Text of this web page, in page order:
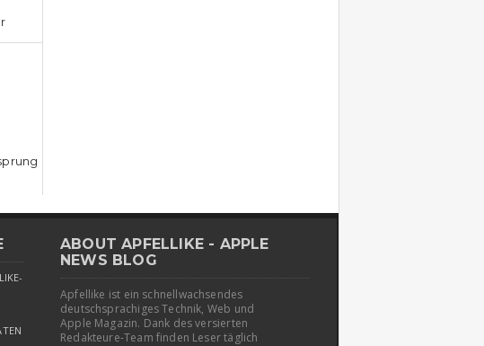
ABOUT APFELLIKE - APPLE
NEWS BLOG
Apfellike ist ein schnellwachsendes
deutschsprachiges Technik, Web und
Apple Magazin. Dank des versierten
Redakteure-Team finden Leser täglich